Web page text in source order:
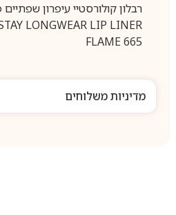
LONGWEAR LIP LINER
FLAME 665
מדיניות משלוחים